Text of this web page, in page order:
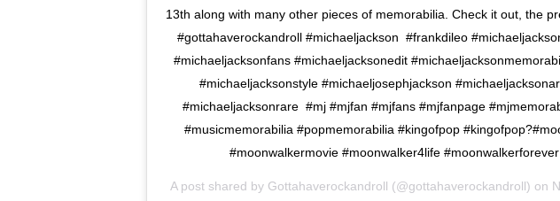
13th along with many other pieces of memorabilia. Check it out, the
#gottahaverockandroll #michaeljackson #frankdileo
#michaeljacksonfans #michaeljacksonedit
#michaeljacksonstyle #michaeljosephjackson
#michaeljacksonrare #mj #mjfan #mjfans #mjfanpage
#musicmemorabilia #popmemorabilia #kingofpop
#moonwalkermovie #moonwalker4life
A post shared by Gottahaverockandroll (@gottahaverockandroll) on